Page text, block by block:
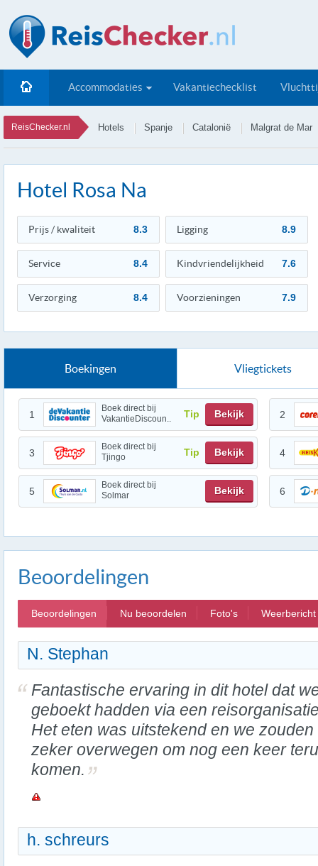
Accommodaties Vakantiechecklist
ReisChecker.nl Hotels Spanje Catalonië Malgrat de Mar
Hotel Rosa Na
Prijs / kwaliteit 8.3 Ligging 8.9
Service 8.4 Kindvriendelijkheid 7.6
Verzorging 8.4 Voorzieningen 7.9
Boekingen Vliegtickets
1
Boek direct bij
VakantieDiscoun..
Tip Bekijk 2
3
Boek direct bij
Tjingo
Tip Bekijk 4
5
Boek direct bij
Solmar
Bekijk 6
Beoordelingen
Beoordelingen Nu beoordelen Foto's Weerbericht
N. Stephan
Fantastische ervaring in dit hotel dat
geboekt hadden via een
Het eten was uitstekend en we zouden
zeker overwegen om nog een keer
komen.
h. schreurs